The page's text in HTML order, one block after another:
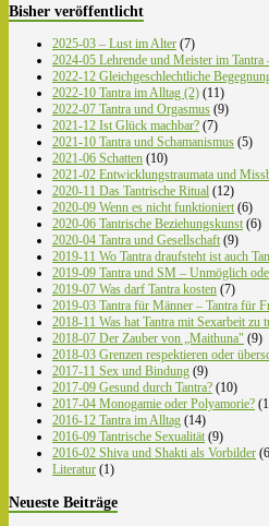
Bisher veröffentlicht
2025-03 – Lust im Alter (7)
2024-05 Lehrende und Meister im Tantra
2022-12 Gleichgeschlechtliche
2022-10 Tantra im Alltag (2) (11)
2022-07 Tantra und Orgasmus (9)
2021-12 Ist Glück machbar? (7)
2021-10 Tantra und Schamanismus (5)
2021-06 Schatten (10)
2021-02 Entwicklungstraumata und
2020-11 Das Tantrische Ritual (12)
2020-09 Wenn es nicht funktioniert (6)
2020-06 Tantrische Beziehungskunst (6)
2020-04 Tantra und Gesellschaft (9)
2019-11 Wo Tantra draufsteht ist auch
2019-09 Tantra und SM – Unmöglich
2019-07 Was darf Tantra kosten (7)
2019-03 Tantra für Männer – Tantra für
2018-11 Was hat Tantra mit Sexarbeit zu
2018-07 Der Zauber von „Maithuna" (9)
2018-03 Grenzen respektieren oder
2017-11 Sex und Bindung (9)
2017-09 Gesund durch Tantra? (10)
2017-04 Monogamie oder Polyamorie?
2016-12 Tantra im Alltag (14)
2016-09 Tantrische Sexualität (9)
2016-02 Shiva und Shakti als Vorbilder
Literatur (1)
Neueste Beiträge